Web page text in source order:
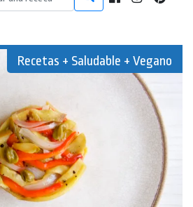
Recetas + Saludable + Vegano